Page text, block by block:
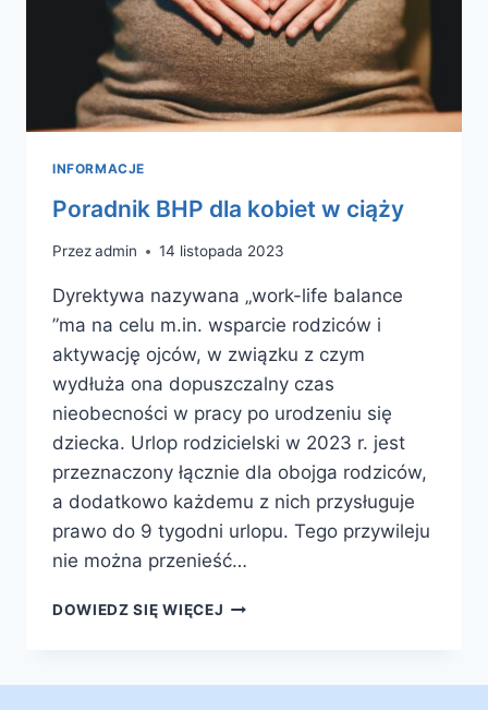
INFORMACJE
Poradnik BHP dla kobiet w ciąży
Przezadmin 14 listopada 2023
Dyrektywa nazywana „work-life balance
”ma na celu m.in. wsparcie rodziców i
aktywację ojców, w związku z czym
wydłuża ona dopuszczalny czas
nieobecności w pracy po urodzeniu się
dziecka. Urlop rodzicielski w 2023 r. jest
przeznaczony łącznie dla obojga rodziców,
a dodatkowo każdemu z nich przysługuje
prawo do 9 tygodni urlopu. Tego przywileju
nie można przenieść…
DOWIEDZ SIĘ WIĘCEJ PORADNIK